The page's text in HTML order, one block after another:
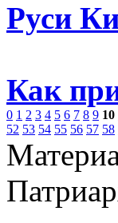
Руси
Как
0 1 2 3 4 5 6 7 8 9 10
52 53 54 55 56 57 58